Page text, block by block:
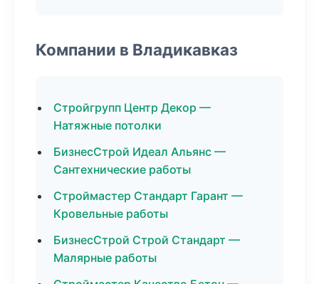
Компании в Владикавказ
Стройгрупп Центр Декор —
Натяжные потолки
БизнесСтрой Идеал Альянс —
Сантехнические работы
Строймастер Стандарт Гарант —
Кровельные работы
БизнесСтрой Строй Стандарт —
Малярные работы